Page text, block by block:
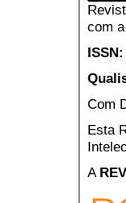
com
Com
Esta
A